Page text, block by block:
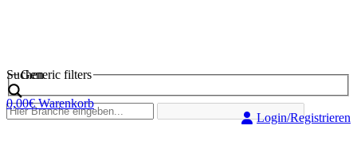
Suchen
Generic filters
0,00€ Warenkorb
Login/Registrieren